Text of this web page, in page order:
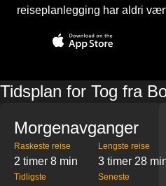
reiseplanlegging har aldri
Tidsplan for Tog fra
Morgenavganger
Raskeste reise
2 timer 8 min
Lengste reise
3 timer 28
Tidligste Seneste